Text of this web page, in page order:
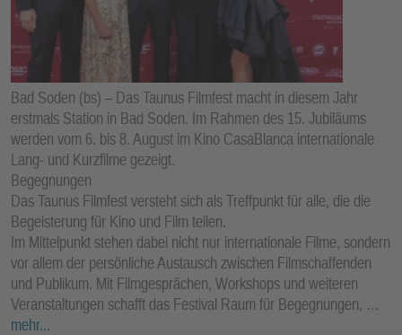
Bad Soden (bs) – Das Taunus Filmfest macht in diesem Jahr
erstmals Station in Bad Soden. Im Rahmen des 15. Jubiläums
werden vom 6. bis 8. August im Kino CasaBlanca internationale
Lang- und Kurzfilme gezeigt.
Begegnungen
Das Taunus Filmfest versteht sich als Treffpunkt für alle, die die
Begeisterung für Kino und Film teilen.
Im Mittelpunkt stehen dabei nicht nur internationale Filme, sondern
vor allem der persönliche Austausch zwischen Filmschaffenden
und Publikum. Mit Filmgesprächen, Workshops und weiteren
Veranstaltungen schafft das Festival Raum für Begegnungen, …
mehr...